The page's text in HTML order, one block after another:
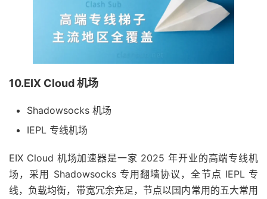
10.EIX Cloud 机场
Shadowsocks 机场
IEPL 专线机场
EIX Cloud 机场加速器是一家 2025 年开业的高端专线机
场，采用 Shadowsocks 专用翻墙协议，全节点 IEPL 专
线，负载均衡，带宽冗余充足，节点以国内常用的五大常用